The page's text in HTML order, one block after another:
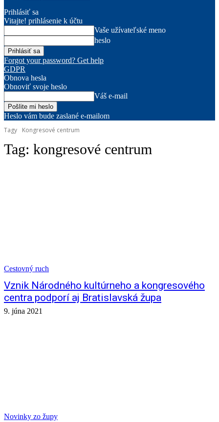
Prihlásiť sa
Vitajte! prihlásenie k účtu
Vaše užívateľské meno
heslo
Forgot your password? Get help
GDPR
Obnova hesla
Obnoviť svoje heslo
Váš e-mail
Heslo vám bude zaslané e-mailom
Tagy
Kongresové centrum
Tag: kongresové centrum
Cestovný ruch
Vznik Národného kultúrneho a kongresového
centra podporí aj Bratislavská župa
9. júna 2021
Novinky zo župy